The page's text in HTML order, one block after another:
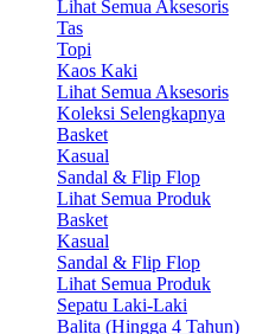
Lihat Semua Aksesoris
Tas
Topi
Kaos Kaki
Lihat Semua Aksesoris
Koleksi Selengkapnya
Basket
Kasual
Sandal & Flip Flop
Lihat Semua Produk
Basket
Kasual
Sandal & Flip Flop
Lihat Semua Produk
Sepatu Laki-Laki
Balita (Hingga 4 Tahun)